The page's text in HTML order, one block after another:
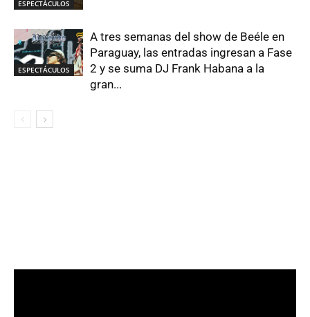
ESPECTÁCULOS
ESPECTÁCULOS
A tres semanas del show de Beéle en
Paraguay, las entradas ingresan a Fase
2 y se suma DJ Frank Habana a la
gran...